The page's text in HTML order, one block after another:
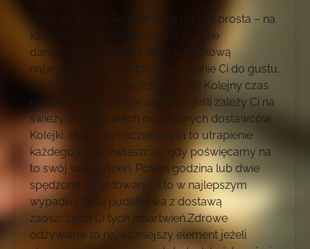
Dieta na terenie Rembertowa nie jest prosta – na
każdym kroku czekają na nas pyszne
dania.Dlatego wybierz dietę pudełkową
najwyższej jakości, która przypadnie Ci do gustu,
dostosowaną do Twoich potrzeb! Kolejny czas
poświęcony w sklepie lub kilku, jeśli zależy Ci na
świeżych składnikach od lokalnych dostawców.
Kolejki, długi czas oczekiwania to utrapienie
każdego z nas, zwłaszcza, gdy poświęcamy na
to swój wolny dzień. Potem godzina lub dwie
spędzone na gotowaniu, i to w najlepszym
wypadku Dieta pudełkowa z dostawą
zaoszczędzi Ci tych zmartwień.Zdrowe
odżywianie to najważniejszy element jeżeli